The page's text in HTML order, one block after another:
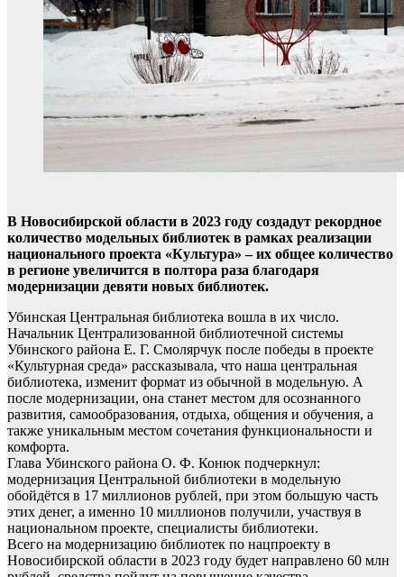
В Новосибирской области в 2023 году создадут рекордное
количество модельных библиотек в рамках реализации
национального проекта «Культура» – их общее количество
в регионе увеличится в полтора раза благодаря
модернизации девяти новых библиотек.
Убинская Центральная библиотека вошла в их число.
Начальник Централизованной библиотечной системы
Убинского района Е. Г. Смолярчук после победы в проекте
«Культурная среда» рассказывала, что наша центральная
библиотека, изменит формат из обычной в модельную. А
после модернизации, она станет местом для осознанного
развития, самообразования, отдыха, общения и обучения, а
также уникальным местом сочетания функциональности и
комфорта.
Глава Убинского района О. Ф. Конюк подчеркнул:
модернизация Центральной библиотеки в модельную
обойдётся в 17 миллионов рублей, при этом большую часть
этих денег, а именно 10 миллионов получили, участвуя в
национальном проекте, специалисты библиотеки.
Всего на модернизацию библиотек по нацпроекту в
Новосибирской области в 2023 году будет направлено 60 млн